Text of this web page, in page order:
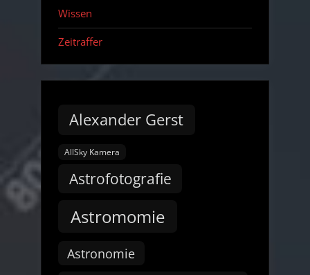
Wissen
Zeitraffer
Alexander Gerst
AllSky Kamera
Astrofotografie
Astromomie
Astronomie